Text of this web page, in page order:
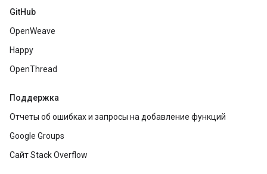
GitHub
OpenWeave
Happy
OpenThread
Поддержка
Отчеты об ошибках и запросы на добавление функций
Google Groups
Сайт Stack Overflow